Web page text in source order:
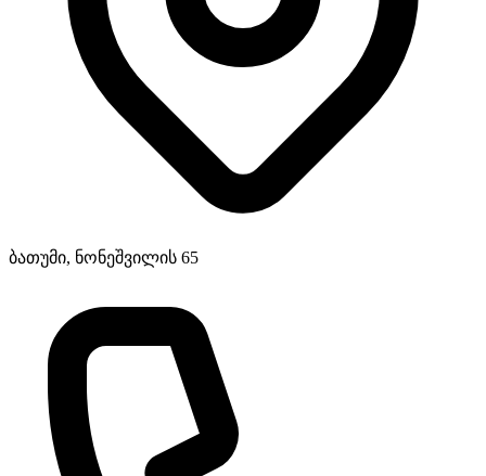
ბათუმი, ნონეშვილის 65